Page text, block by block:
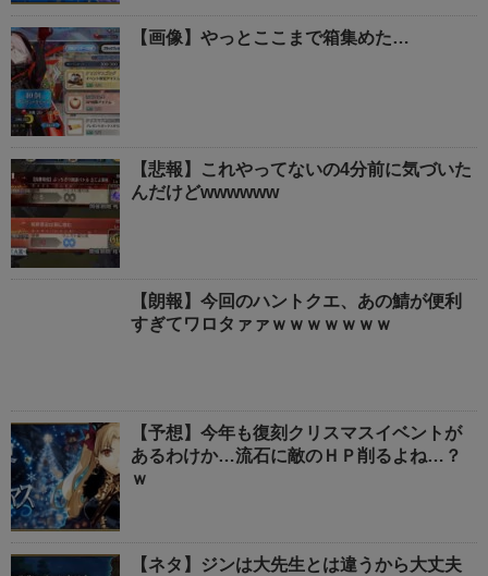
【画像】やっとここまで箱集めた…
【悲報】これやってないの4分前に気づいた
んだけどwwwwww
【朗報】今回のハントクエ、あの鯖が便利
すぎてワロタァァｗｗｗｗｗｗｗ
【予想】今年も復刻クリスマスイベントが
あるわけか…流石に敵のＨＰ削るよね…？
ｗ
【ネタ】ジンは大先生とは違うから大丈夫